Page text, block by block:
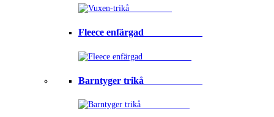
Fleece enfärgad⠀⠀⠀⠀⠀⠀⠀⠀
Barntyger trikå⠀⠀⠀⠀⠀⠀⠀⠀